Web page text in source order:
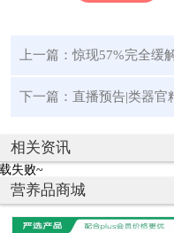
上一篇：惊现57%完全缓解率!2025世
下一篇： 直播预告|类器官
相关资讯
失败~
营养品商城